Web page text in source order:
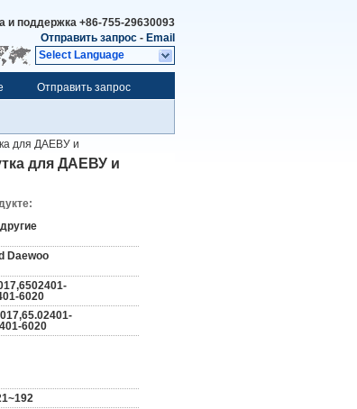
и поддержка +86-755-29630093
Отправить запрос - Email
Select Language
Отправить запрос
для ДАЕВУ и
для ДАЕВУ и
Daewoo
6020
6020